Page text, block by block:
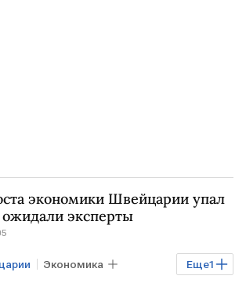
экономики Швейцарии упал
эксперты
Еще1
Экономика